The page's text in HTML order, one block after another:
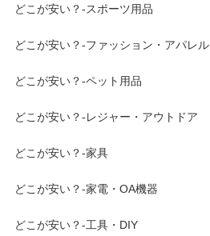
どこが安い？-スポーツ用品
どこが安い？-ファッション・アパレル
どこが安い？-ペット用品
どこが安い？-レジャー・アウトドア
どこが安い？-家具
どこが安い？-家電・OA機器
どこが安い？-工具・DIY